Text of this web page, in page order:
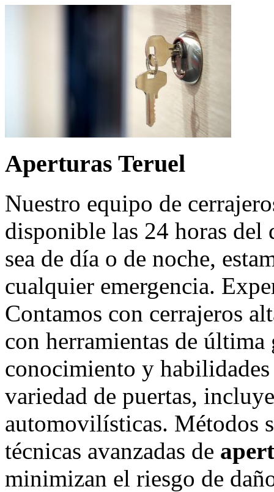
Aperturas Teruel
Nuestro equipo de
disponible las 24 horas del
sea de día o de noche,
cualquier emergencia.
Contamos con cerrajeros
con herramientas de
conocimiento y
variedad de puertas,
automovilísticas. Métodos
técnicas avanzadas de
minimizan el riesgo de